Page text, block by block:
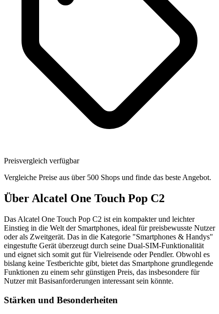
Preisvergleich verfügbar
Vergleiche Preise aus über 500 Shops und finde das beste Angebot.
Über Alcatel One Touch Pop C2
Das Alcatel One Touch Pop C2 ist ein kompakter und leichter
Einstieg in die Welt der Smartphones, ideal für preisbewusste Nutzer
oder als Zweitgerät. Das in die Kategorie "Smartphones & Handys"
eingestufte Gerät überzeugt durch seine Dual-SIM-Funktionalität
und eignet sich somit gut für Vielreisende oder Pendler. Obwohl es
bislang keine Testberichte gibt, bietet das Smartphone grundlegende
Funktionen zu einem sehr günstigen Preis, das insbesondere für
Nutzer mit Basisanforderungen interessant sein könnte.
Stärken und Besonderheiten